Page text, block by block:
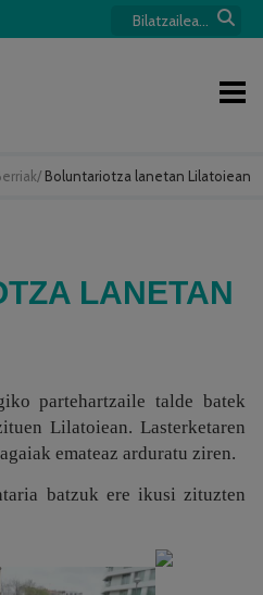
/ Boluntariotza lanetan Lilatoiean
LANETAN
partehartzaile talde batek
Lilatoiean. Lasterketaren
emateaz arduratu ziren.
batzuk ere ikusi zituzten